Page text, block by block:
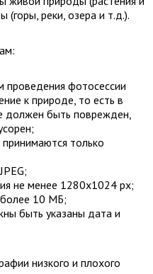
реки, озера и т.д.).
проведения фотосессии
к природе, то есть в
должен быть поврежден,
только
не менее 1280х1024 px;
10 МБ;
быть указаны дата и
низкого и плохого